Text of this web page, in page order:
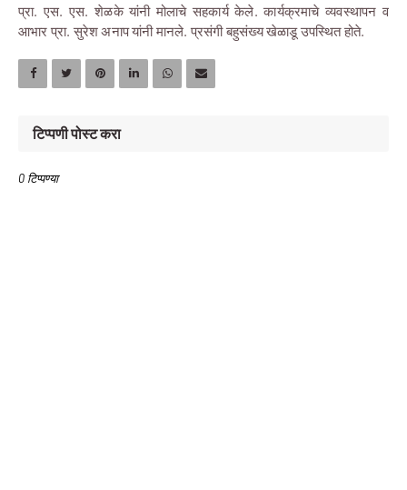
प्रा. एस. एस. शेळके यांनी मोलाचे सहकार्य केले. कार्यक्रमाचे व्यवस्थापन व
आभार प्रा. सुरेश अनाप यांनी मानले. प्रसंगी बहुसंख्य खेळाडू उपस्थित होते.
टिप्पणी पोस्ट करा
0 टिप्पण्या